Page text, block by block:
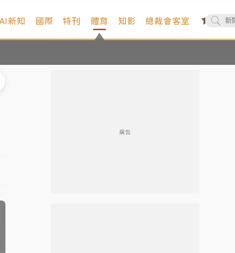
AI新知 國際 特刊 體育 知影 總裁會客室
廣告